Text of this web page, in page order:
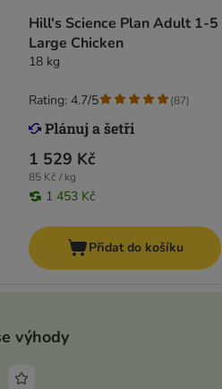
Hill's Science Plan Adult 1-5
Large Chicken
18 kg
1 529 Kč
85 Kč / kg
1 453 Kč
Rating: 4.7/5 (87)
Přidat do košíku
výhody